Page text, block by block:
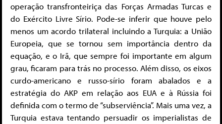
operação transfronteiriça das Forças Armadas Turcas e
do Exército Livre Sírio. Pode-se inferir que houve pelo
menos um acordo trilateral incluindo a Turquia: a União
Europeia, que se tornou sem importância dentro da
equação, e o Irã, que sempre foi importante em algum
grau, ficaram para trás no processo. Além disso, os eixos
curdo-americano e russo-sírio foram abalados e a
estratégia do AKP em relação aos EUA e à Rússia foi
definida com o termo de “subserviência”. Mais uma vez, a
Turquia estava tentando persuadir os imperialistas de